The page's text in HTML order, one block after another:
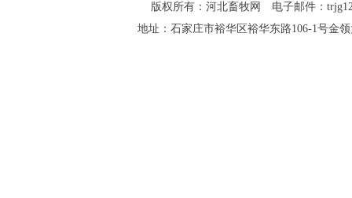
版权所有：河北畜牧网 电子邮件：
地址：石家庄市裕华区裕华东路106-1号金领